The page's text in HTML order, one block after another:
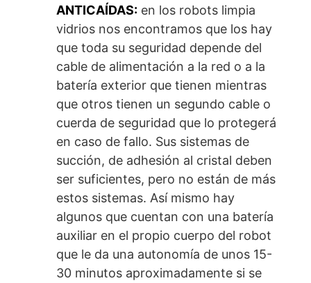
ANTICAÍDAS: en los robots limpia
vidrios nos encontramos que los hay
que toda su seguridad depende del
cable de alimentación a la red o a la
batería exterior que tienen mientras
que otros tienen un segundo cable o
cuerda de seguridad que lo protegerá
en caso de fallo. Sus sistemas de
succión, de adhesión al cristal deben
ser suficientes, pero no están de más
estos sistemas. Así mismo hay
algunos que cuentan con una batería
auxiliar en el propio cuerpo del robot
que le da una autonomía de unos 15-
30 minutos aproximadamente si se